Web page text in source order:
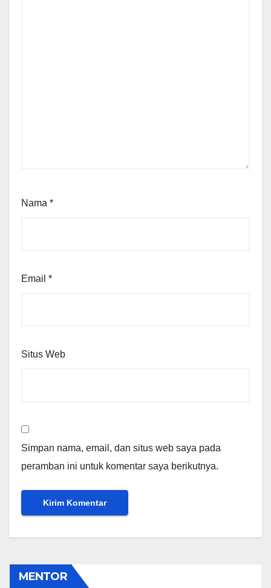
Nama *
Email *
Situs Web
Simpan nama, email, dan situs web saya pada
peramban ini untuk komentar saya berikutnya.
MENTOR